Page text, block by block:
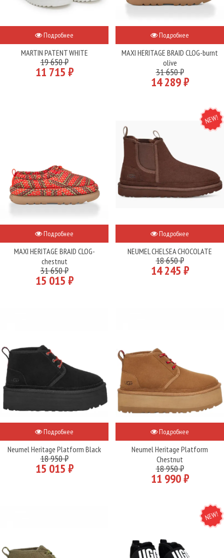
Подробнее
MARTIN PATENT WHITE
19 650 ₽
11 715 ₽
Подробнее
MAXI HERITAGE BRAID CLOG-burnt
olive
31 650 ₽
14 289 ₽
Подробнее
MAXI HERITAGE BRAID CLOG-
chestnut
31 650 ₽
15 015 ₽
NEW
Подробнее
NEUMEL CHELSEA CHOCOLATE
18 650 ₽
14 245 ₽
Подробнее
Neumel Heritage Platform Black
18 950 ₽
15 015 ₽
Подробнее
Neumel Heritage Platform
Chestnut
18 950 ₽
11 990 ₽
NEW